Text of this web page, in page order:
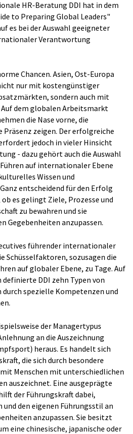
HR-Beratung DDI hat in dem
to Preparing Global Leaders"
es bei der Auswahl geeigneter
Verantwortung
Chancen. Asien, Ost-Europa
nur mit kostengünstiger
sondern auch mit
dem globalen Arbeitsmarkt
die Nase vorne, die
zeigen. Der erfolgreiche
jedoch in vieler Hinsicht
- dazu gehört auch die Auswahl
auf internationaler Ebene
Wissen und
entscheidend für den Erfolg
es gelingt Ziele, Prozesse und
zu bewahren und sie
Gegebenheiten anzupassen.
führender internationaler
Schüsselfaktoren, sozusagen die
auf globaler Ebene, zu Tage. Auf
definierte DDI zehn Typen von
durch spezielle Kompetenzen und
der Managertypus
an die Auszeichnung
heraus. Es handelt sich
die sich durch besondere
Menschen mit unterschiedlichen
auszeichnet. Eine ausgeprägte
der Führungskraft dabei,
den eigenen Führungsstil an
anzupassen. Sie besitzt
eine chinesische, japanische oder